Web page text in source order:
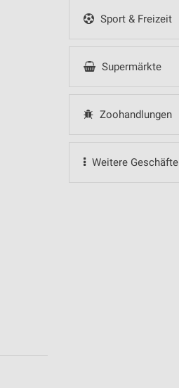
Sport & Freizeit
Supermärkte
Zoohandlungen
Weitere Geschäfte